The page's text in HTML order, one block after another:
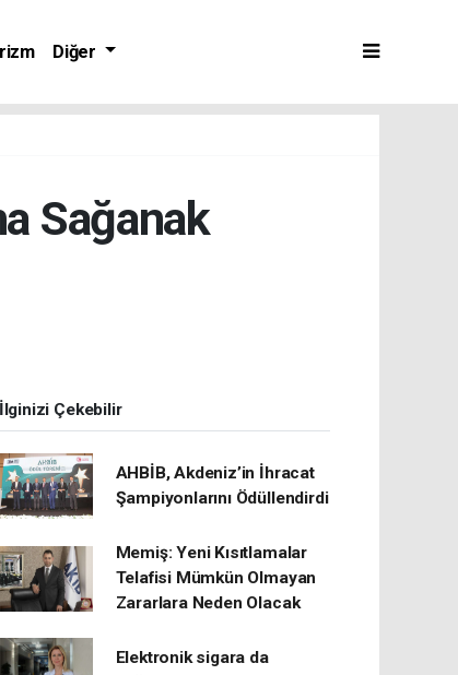
Diğer
Sağanak
İlginizi Çekebilir
AHBİB, Akdeniz’in İhracat
Şampiyonlarını Ödüllendirdi
Memiş: Yeni Kısıtlamalar
Telafisi Mümkün Olmayan
Zararlara Neden Olacak
Elektronik sigara da